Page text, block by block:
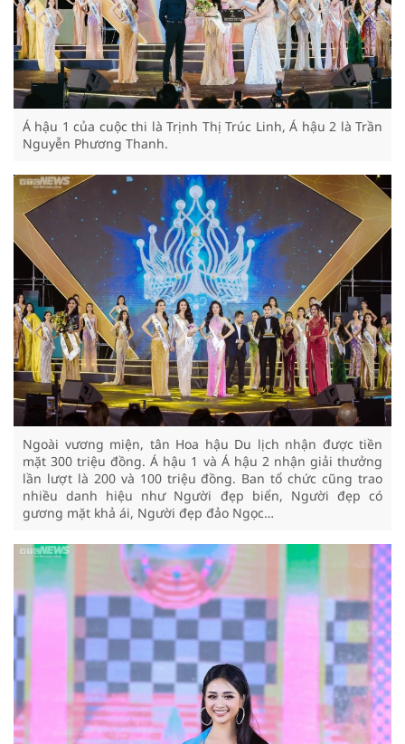
Á hậu 1 của cuộc thi là Trịnh Thị Trúc Linh, Á hậu 2 là Trần
Nguyễn Phương Thanh.
Ngoài vương miện, tân Hoa hậu Du lịch nhận được tiền
mặt 300 triệu đồng. Á hậu 1 và Á hậu 2 nhận giải thưởng
lần lượt là 200 và 100 triệu đồng. Ban tổ chức cũng trao
nhiều danh hiệu như Người đẹp biển, Người đẹp có
gương mặt khả ái, Người đẹp đảo Ngọc…